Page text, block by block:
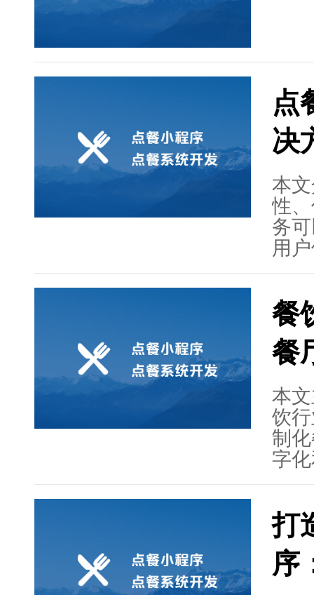
点
决
本
性
务
用
析
护
务
餐
餐
本
饮
制
字
的
饮
制
打
序